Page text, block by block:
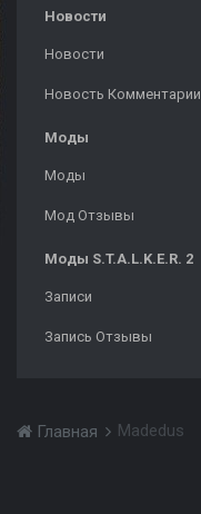
Новости
Новости
Новость Комментарии
Моды
Моды
Мод Отзывы
Моды S.T.A.L.K.E.R. 2
Записи
Запись Отзывы
Главная Madedus